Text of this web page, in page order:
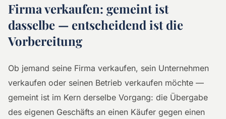
Firma verkaufen: gemeint ist
dasselbe — entscheidend ist die
Vorbereitung
Ob jemand seine Firma verkaufen, sein Unternehmen
verkaufen oder seinen Betrieb verkaufen möchte —
gemeint ist im Kern derselbe Vorgang: die Übergabe
des eigenen Geschäfts an einen Käufer gegen einen